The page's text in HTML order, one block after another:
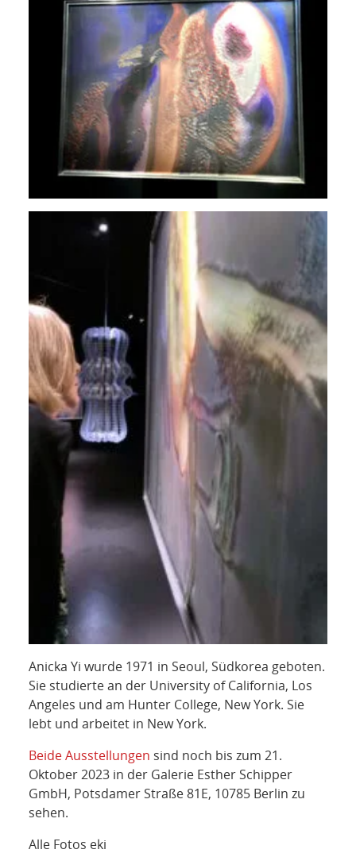
Anicka Yi wurde 1971 in Seoul, Südkorea geboten.
Sie studierte an der University of California, Los
Angeles und am Hunter College, New York. Sie
lebt und arbeitet in New York.
Beide Ausstellungen sind noch bis zum 21.
Oktober 2023 in der Galerie Esther Schipper
GmbH, Potsdamer Straße 81E, 10785 Berlin zu
sehen.
Alle Fotos eki